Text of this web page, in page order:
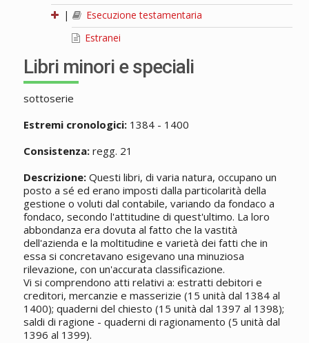
|
Esecuzione testamentaria
Estranei
Libri minori e speciali
sottoserie
Estremi cronologici:1384 - 1400
Consistenza:regg. 21
Descrizione:Questi libri, di varia natura, occupano un
posto a sé ed erano imposti dalla particolarità della
gestione o voluti dal contabile, variando da fondaco a
fondaco, secondo l'attitudine di quest'ultimo. La loro
abbondanza era dovuta al fatto che la vastità
dell'azienda e la moltitudine e varietà dei fatti che in
essa si concretavano esigevano una minuziosa
rilevazione, con un'accurata classificazione.
Vi si comprendono atti relativi a: estratti debitori e
creditori, mercanzie e masserizie (15 unità dal 1384 al
1400); quaderni del chiesto (15 unità dal 1397 al 1398);
saldi di ragione - quaderni di ragionamento (5 unità dal
1396 al 1399).